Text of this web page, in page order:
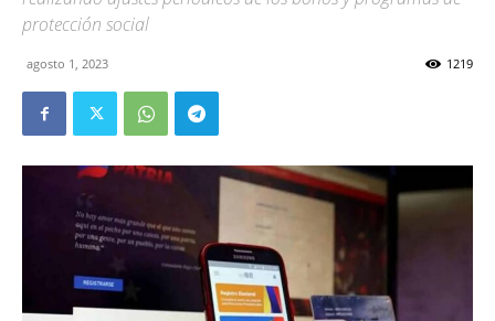
protección social
agosto 1, 2023 1219